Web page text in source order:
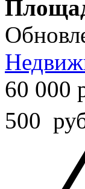
60 000
500